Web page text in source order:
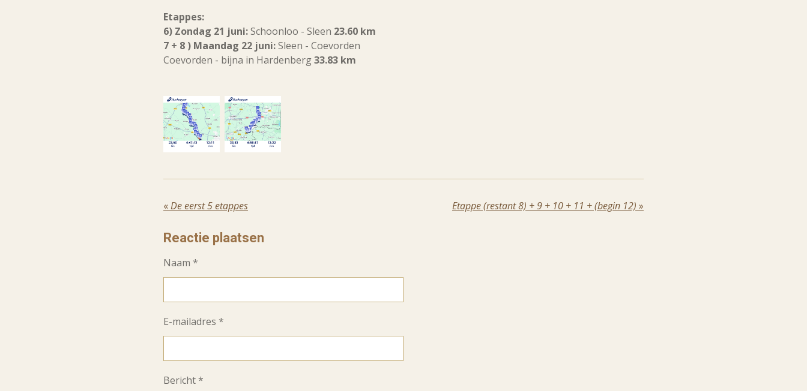
Etappes:
6) Zondag 21 juni:Schoonloo - Sleen 23.60 km
7 + 8 ) Maandag 22 juni:Sleen - Coevorden
Coevorden - bijna in Hardenberg33.83 km
«De eerst 5 etappes Etappe (restant 8) + 9 + 10 + 11 + (begin 12) »
Reactie plaatsen
Naam *
E-mailadres *
Bericht *